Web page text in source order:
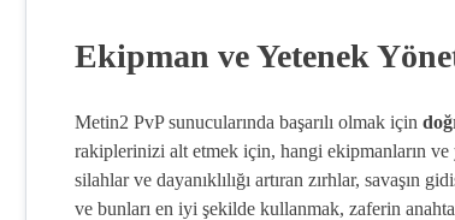
Ekipman ve Yetenek
Metin2 PvP sunucularında başarılı olmak için
rakiplerinizi alt etmek için, hangi ekipmanların
silahlar ve dayanıklılığı artıran zırhlar, savaşın
ve bunları en iyi şekilde kullanmak, zaferin